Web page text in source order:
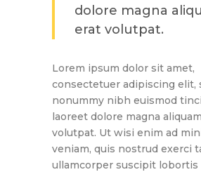
dolore magna
erat volutpat.
Lorem ipsum dolor sit amet,
consectetuer adipiscing elit,
nonummy nibh euismod
laoreet dolore magna
volutpat. Ut wisi enim ad
veniam, quis nostrud exerci
ullamcorper suscipit